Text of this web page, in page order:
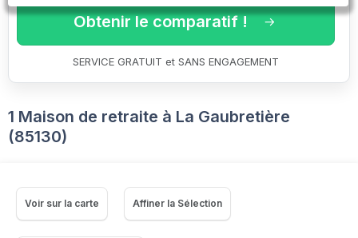
Obtenir le comparatif !
SERVICE GRATUIT et SANS ENGAGEMENT
1 Maison de retraite à La Gaubretière
(85130)
Voir sur la carte Affiner la Sélection